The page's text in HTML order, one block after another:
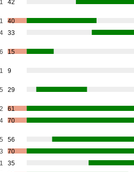
42
40
33
15
9
29
61
70
56
70
35